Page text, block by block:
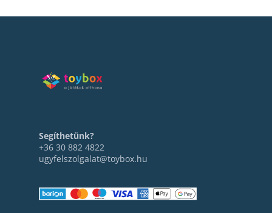
Segíthetünk?
+36 30 882 4822
ugyfelszolgalat@toybox.hu